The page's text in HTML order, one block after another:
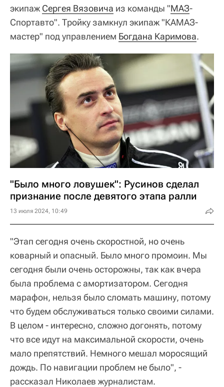
экипаж Сергея Вязовича из команды "МАЗ-
Спортавто". Тройку замкнул экипаж "КАМАЗ-
мастер" под управлением Богдана Каримова.
"Было много ловушек": Русинов сделал
признание после девятого этапа ралли
13 июля 2024, 10:49
"Этап сегодня очень скоростной, но очень
коварный и опасный. Было много промоин. Мы
сегодня были очень осторожны, так как вчера
была проблема с амортизатором. Сегодня
марафон, нельзя было сломать машину, потому
что будем обслуживаться только своими силами.
В целом - интересно, сложно догонять, потому
что все идут на максимальной скорости, очень
мало препятствий. Немного мешал моросящий
дождь. По навигации проблем не было", -
рассказал Николаев журналистам.